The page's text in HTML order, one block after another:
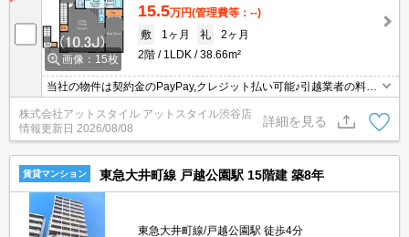
画像：15枚
15.5万円(管理費等：--)
敷
1ヶ月 礼
2ヶ月
2階
1LDK 38.66m²
当社の物件は契約金のPayPay,クレジット払い可能♪引越業者の料金
割引有☆家具家電のレンタル可能♪
株式会社アットスタイル アットスタイル渋谷店
情報更新日 2026/08/08
詳細を見る
賃貸マンション 東急大井町線 戸越公園駅 15階建 築8年
東急大井町線/戸越公園駅 徒歩4分